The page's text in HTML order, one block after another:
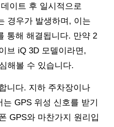
이트 후 일시적으로
경우가 발생하며, 이는
통해 해결됩니다. 만약 2
브 iQ 3D 모델이라면,
해볼 수 있습니다.
니다. 지하 주차장이나
GPS 위성 신호를 받기
GPS와 마찬가지 원리입